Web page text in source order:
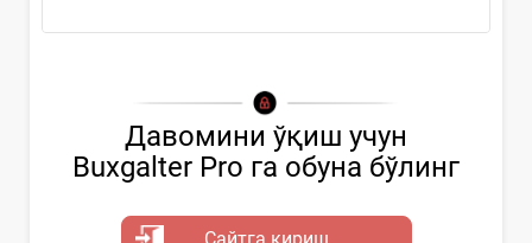
Давомини ўқиш учун
Buxgalter Pro га обуна бўлинг
Сайтга кириш